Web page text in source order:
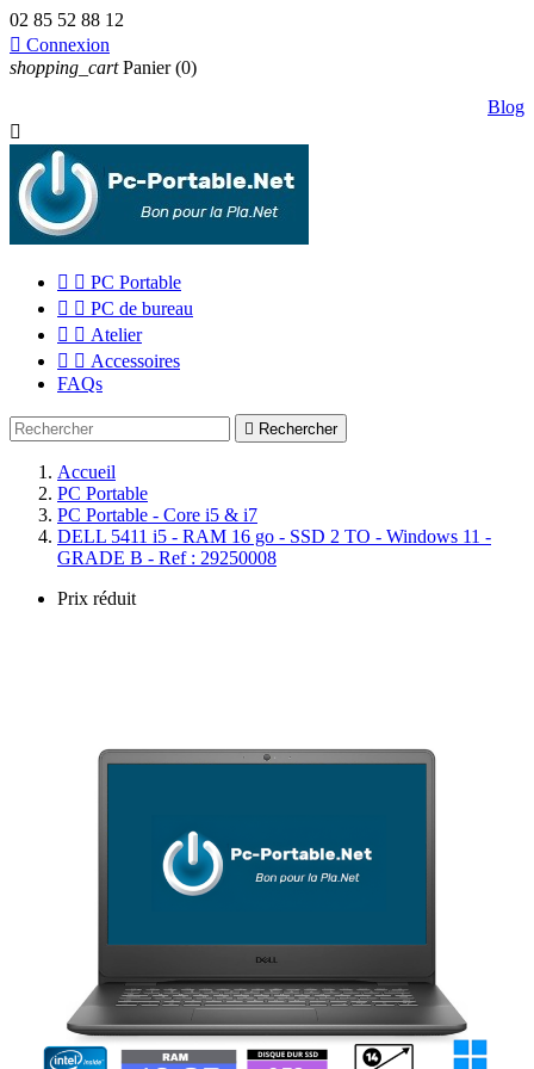
02 85 52 88 12
 Connexion
shopping_cart Panier (0)
Blog

  PC Portable
  PC de bureau
  Atelier
  Accessoires
FAQs
 Rechercher
Accueil
PC Portable
PC Portable - Core i5 & i7
DELL 5411 i5 - RAM 16 go - SSD 2 TO - Windows 11 -
GRADE B - Ref : 29250008
Prix réduit